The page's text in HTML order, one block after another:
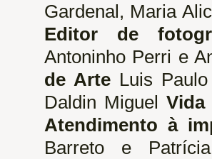
Gardenal, Maria
Editor de
Antoninho Perri e
de ArteLuis
Daldin Miguel Vida
Atendimento à
Barreto e